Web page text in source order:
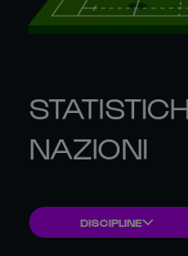
NAZIONI
DISCIPLINE